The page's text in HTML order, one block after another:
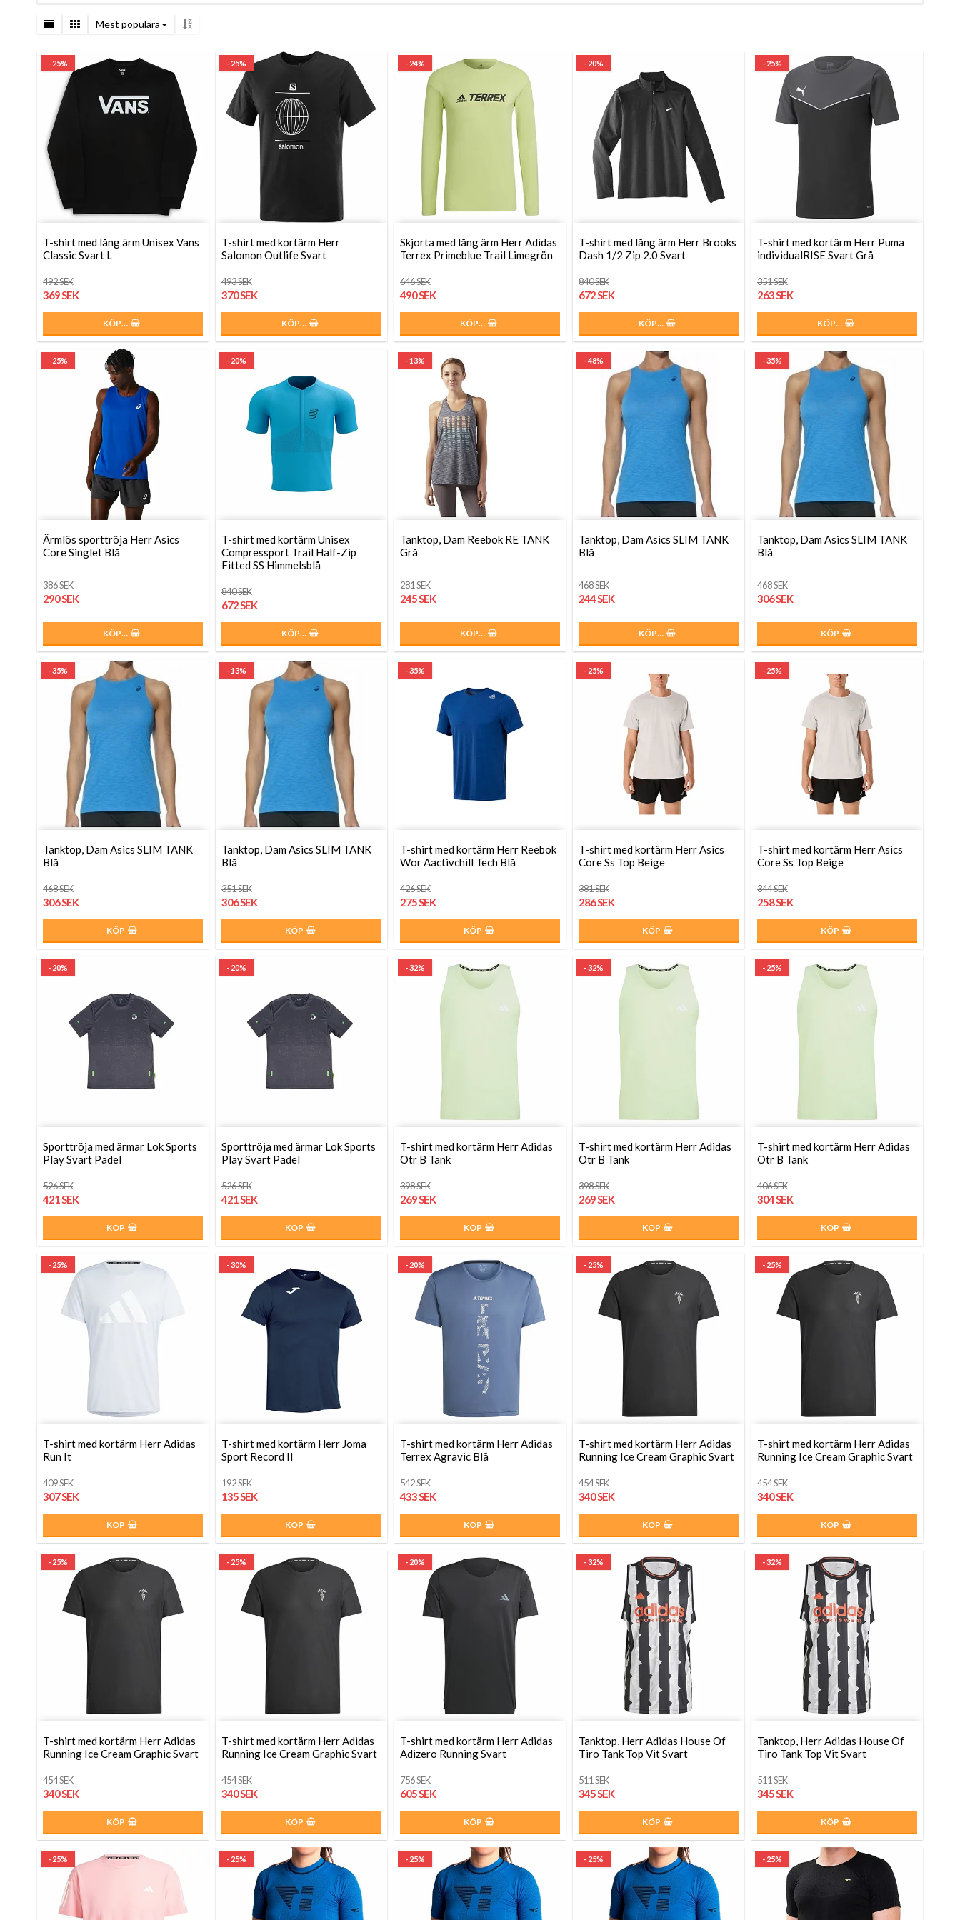
Mest populära
- 25%
T-shirt med lång ärm Unisex Vans
Classic Svart L
492 SEK
369 SEK
KÖP…
- 25%
T-shirt med kortärm Herr
Salomon Outlife Svart
493 SEK
370 SEK
KÖP…
- 24%
Skjorta med lång ärm Herr Adidas
Terrex Primeblue Trail Limegrön
646 SEK
490 SEK
KÖP…
- 20%
T-shirt med lång ärm Herr Brooks
Dash 1/2 Zip 2.0 Svart
840 SEK
672 SEK
KÖP…
- 25%
T-shirt med kortärm Herr Puma
individualRISE Svart Grå
351 SEK
263 SEK
KÖP…
- 25%
Ärmlös sporttröja Herr Asics
Core Singlet Blå
386 SEK
290 SEK
KÖP…
- 20%
T-shirt med kortärm Unisex
Compressport Trail Half-Zip
Fitted SS Himmelsblå
840 SEK
672 SEK
KÖP…
- 13%
Tanktop, Dam Reebok RE TANK
Grå
281 SEK
245 SEK
KÖP…
- 48%
Tanktop, Dam Asics SLIM TANK
Blå
468 SEK
244 SEK
KÖP…
- 35%
Tanktop, Dam Asics SLIM TANK
Blå
468 SEK
306 SEK
KÖP
- 35%
Tanktop, Dam Asics SLIM TANK
Blå
468 SEK
306 SEK
KÖP
- 13%
Tanktop, Dam Asics SLIM TANK
Blå
351 SEK
306 SEK
KÖP
- 35%
T-shirt med kortärm Herr Reebok
Wor Aactivchill Tech Blå
426 SEK
275 SEK
KÖP
- 25%
T-shirt med kortärm Herr Asics
Core Ss Top Beige
381 SEK
286 SEK
KÖP
- 25%
T-shirt med kortärm Herr Asics
Core Ss Top Beige
344 SEK
258 SEK
KÖP
- 20%
Sporttröja med ärmar Lok Sports
Play Svart Padel
526 SEK
421 SEK
KÖP
- 20%
Sporttröja med ärmar Lok Sports
Play Svart Padel
526 SEK
421 SEK
KÖP
- 32%
T-shirt med kortärm Herr Adidas
Otr B Tank
398 SEK
269 SEK
KÖP
- 32%
T-shirt med kortärm Herr Adidas
Otr B Tank
398 SEK
269 SEK
KÖP
- 25%
T-shirt med kortärm Herr Adidas
Otr B Tank
406 SEK
304 SEK
KÖP
- 25%
T-shirt med kortärm Herr Adidas
Run It
409 SEK
307 SEK
KÖP
- 30%
T-shirt med kortärm Herr Joma
Sport Record II
192 SEK
135 SEK
KÖP
- 20%
T-shirt med kortärm Herr Adidas
Terrex Agravic Blå
542 SEK
433 SEK
KÖP
- 25%
T-shirt med kortärm Herr Adidas
Running Ice Cream Graphic Svart
454 SEK
340 SEK
KÖP
- 25%
T-shirt med kortärm Herr Adidas
Running Ice Cream Graphic Svart
454 SEK
340 SEK
KÖP
- 25%
T-shirt med kortärm Herr Adidas
Running Ice Cream Graphic Svart
454 SEK
340 SEK
KÖP
- 25%
T-shirt med kortärm Herr Adidas
Running Ice Cream Graphic Svart
454 SEK
340 SEK
KÖP
- 20%
T-shirt med kortärm Herr Adidas
Adizero Running Svart
756 SEK
605 SEK
KÖP
- 32%
Tanktop, Herr Adidas House Of
Tiro Tank Top Vit Svart
511 SEK
345 SEK
KÖP
- 32%
Tanktop, Herr Adidas House Of
Tiro Tank Top Vit Svart
511 SEK
345 SEK
KÖP
- 25% - 25% - 25% - 25% - 25%